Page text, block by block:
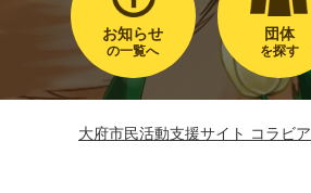
お知らせ
の一覧へ
団体
を探す
大府市民活動支援サイト コラビア